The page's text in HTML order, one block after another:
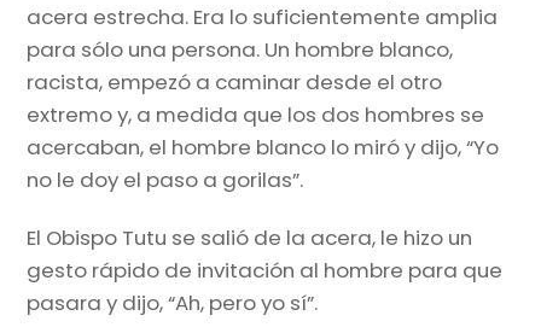
acera estrecha. Era lo suficientemente amplia
para sólo una persona. Un hombre blanco,
racista, empezó a caminar desde el otro
extremo y, a medida que los dos hombres se
acercaban, el hombre blanco lo miró y dijo, “Yo
no le doy el paso a gorilas”.
El Obispo Tutu se salió de la acera, le hizo un
gesto rápido de invitación al hombre para que
pasara y dijo, “Ah, pero yo sí”.